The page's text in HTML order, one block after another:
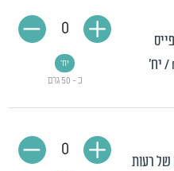
/ יח'
כ - 50 גרם
יח'
0
של רעות
0